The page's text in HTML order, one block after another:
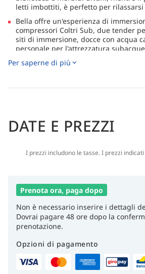
letti imbottiti, è perfetto per rilassarsi
Bella offre un'esperienza di
compressori Coltri Sub, due tender
siti di immersione, docce con acqua
personale per l'attrezzatura
La sicurezza è una priorità a bordo di
antincendio, telefono satellitare,
Mar Rosso come lo Stretto di Tiran,
relitto del SS Thistlegorm, ideale per
✅ Certificato dalla CDWS (Camera di
Acquatici) egiziana e pienamente
Per saperne di più
DATE E PREZZI
I prezzi includono le tasse. I prezzi
Prenota ora, paga dopo
Non è necessario inserire i dettagli
Dovrai pagare 48 ore dopo la
prenotazione.
Opzioni di pagamento